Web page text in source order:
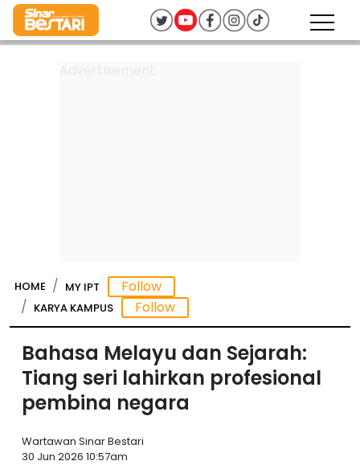
HOME
MY IPT
KARYA KAMPUS
Bahasa Melayu dan Sejarah:
Tiang seri lahirkan profesional
pembina negara
Wartawan Sinar Bestari
30 Jun 2026 10:57am